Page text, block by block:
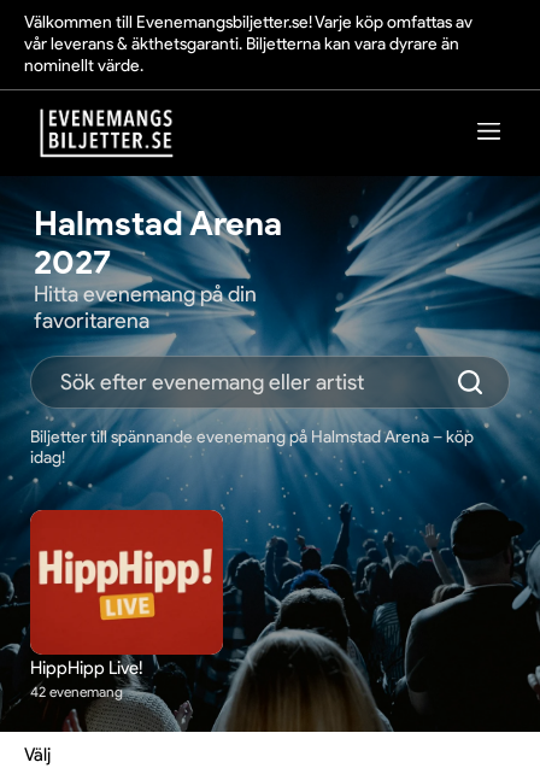
Välkommen till Evenemangsbiljetter.se! Varje köp omfattas av
vår leverans & äkthetsgaranti. Biljetterna kan vara dyrare än
nominellt värde.
Halmstad Arena
2027
Hitta evenemang på din
favoritarena
Biljetter till spännande evenemang på Halmstad Arena – köp
idag!
HippHipp Live!
42 evenemang
Välj